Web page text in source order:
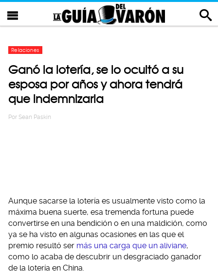
Relaciones
Ganó la lotería, se lo ocultó a su
esposa por años y ahora tendrá
que indemnizarla
Por Sean Paskin
Aunque sacarse la lotería es usualmente visto como la
máxima buena suerte, esa tremenda fortuna puede
convertirse en una bendición o en una maldición, como
ya se ha visto en algunas ocasiones en las que el
premio resultó ser más una carga que un aliviane,
como lo acaba de descubrir un desgraciado ganador
de la lotería en China.